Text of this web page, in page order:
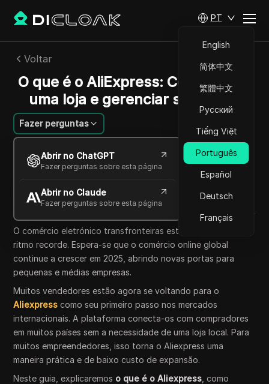
PT
English
简体中文
繁體中文
Русский
Tiếng Việt
Português
Español
Deutsch
Français
Voltar
O que é o AliExpress: Como iniciar
uma loja e gerenciar sua conta
Fazer perguntas
Abrir no ChatGPT
Fazer perguntas sobre esta página
Abrir no Claude
Fazer perguntas sobre esta página
Ana Costa
29 set 2025 6 min de leitura
Copy Link
O comércio eletrónico transfronteiras está a crescer a um
ritmo recorde. Espera-se que o comércio online global
continue a crescer em 2025, abrindo novas portas para
pequenas e médias empresas.
Muitos vendedores estão agora se voltando para o
Aliexpress como seu primeiro passo nos mercados
internacionais. A plataforma conecta-os com compradores
em muitos países sem a necessidade de uma loja local. Para
muitos empreendedores, isso torna o Aliexpress uma
maneira prática e de baixo custo de expansão.
Neste guia, explicaremos o que é o Aliexpress , como